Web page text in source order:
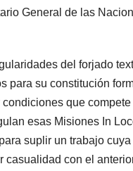
General de las
del forjado
para su constitución
que
esas Misiones In
suplir un trabajo
con el